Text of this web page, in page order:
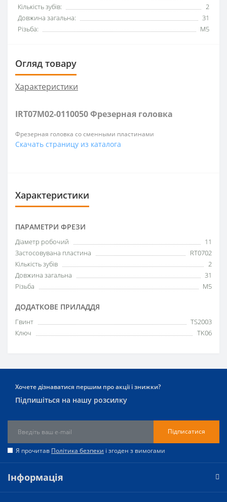
Кількість зубів:
2
Довжина загальна:
31
Різьба:
M5
Огляд товару
Характеристики
IRT07M02-0110050 Фрезерная головка
Фрезерная головка со сменными пластинами
Скачать страницу из каталога
Характеристики
ПАРАМЕТРИ ФРЕЗИ
Діаметр робочий
11
Застосовувана пластина
RT0702
Кількість зубів
2
Довжина загальна
31
Різьба
M5
ДОДАТКОВЕ ПРИЛАДДЯ
Гвинт
TS2003
Ключ
TK06
Хочете дізнаватися першим про акції і знижки?
Підпишіться на нашу розсилку
Підписатися
Я прочитав Політика безпеки і згоден з вимогами
Інформація